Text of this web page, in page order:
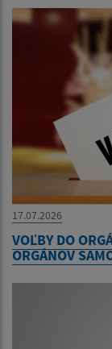
17.07.2026
VOĽBY DO
ORGÁNOV